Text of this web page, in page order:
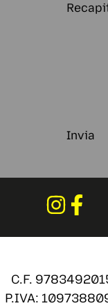
Invia
C.F.
P.IVA: